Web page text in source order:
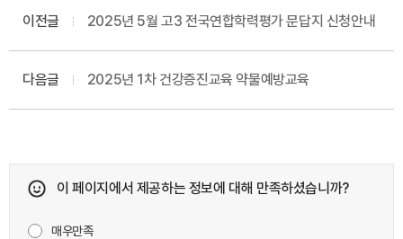
이전글 2025년 5월 고3 전국연합학력평가 문답지 신청안내
다음글 2025년 1차 건강증진교육 약물예방교육
이 페이지에서 제공하는 정보에 대해 만족하셨습니까?
매우만족